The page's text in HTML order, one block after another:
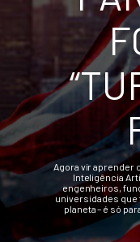
Agora vir aprender
Inteligência
engenheiros,
universidades que
planeta – é só